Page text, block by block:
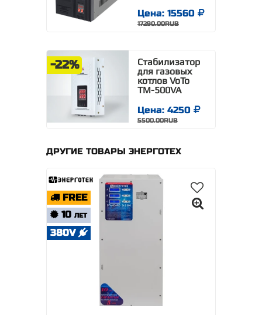
Цена: 15560
17290.00RUB
-22%
Стабилизатор
для газовых
котлов VoTo
TM-500VA
Цена: 4250
5500.00RUB
ДРУГИЕ ТОВАРЫ ЭНЕРГОТЕХ
FREE
10 ЛЕТ
380V